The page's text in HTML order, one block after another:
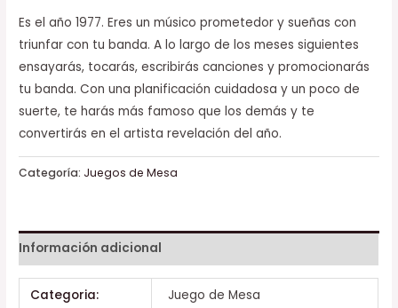
Es el año 1977. Eres un músico prometedor y sueñas con
triunfar con tu banda. A lo largo de los meses siguientes
ensayarás, tocarás, escribirás canciones y promocionarás
tu banda. Con una planificación cuidadosa y un poco de
suerte, te harás más famoso que los demás y te
convertirás en el artista revelación del año.
Categoría: Juegos de Mesa
Información adicional
Categoria: Juego de Mesa